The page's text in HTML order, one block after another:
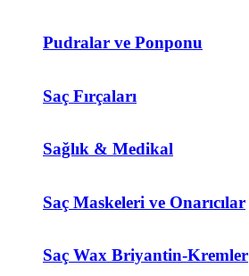
Pudralar ve Ponponu
Saç Fırçaları
Sağlık & Medikal
Saç Maskeleri ve Onarıcılar
Saç Wax Briyantin-Kremler